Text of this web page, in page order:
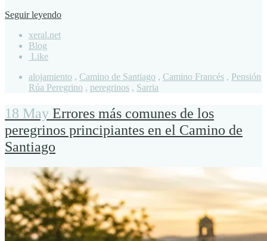
Seguir leyendo
xeral.net
Blog
Like
alojamiento , Camino de Santiago , Camino Francés , Pensión
Rúa Peregrino , peregrinos , Sarria
18 May Errores más comunes de los
peregrinos principiantes en el Camino de
Santiago